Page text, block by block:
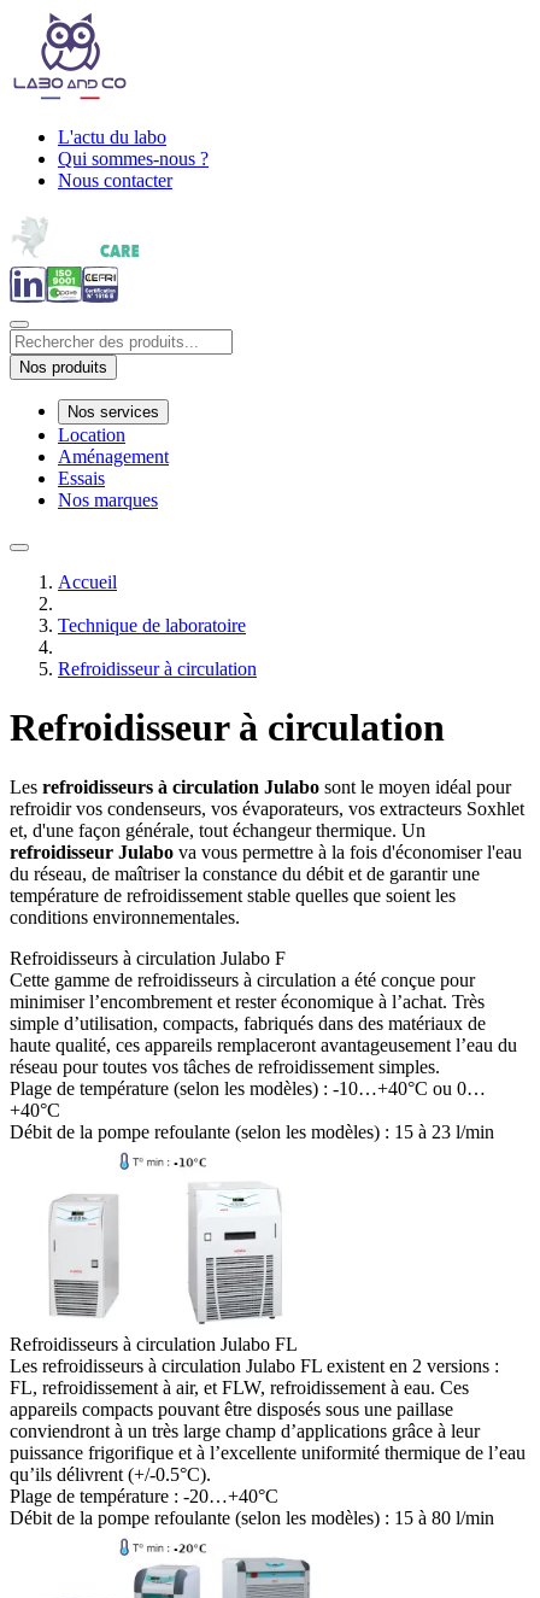
L'actu du labo
Qui sommes-nous ?
Nous contacter
Nos produits
Nos services
Location
Aménagement
Essais
Nos marques
Accueil
Technique de laboratoire
Refroidisseur à circulation
Refroidisseur à circulation
Les refroidisseurs à circulation Julabo sont le moyen idéal pour
refroidir vos condenseurs, vos évaporateurs, vos extracteurs Soxhlet
et, d'une façon générale, tout échangeur thermique. Un
refroidisseur Julabo va vous permettre à la fois d'économiser l'eau
du réseau, de maîtriser la constance du débit et de garantir une
température de refroidissement stable quelles que soient les
conditions environnementales.
Refroidisseurs à circulation Julabo F
Cette gamme de refroidisseurs à circulation a été conçue pour
minimiser l’encombrement et rester économique à l’achat. Très
simple d’utilisation, compacts, fabriqués dans des matériaux de
haute qualité, ces appareils remplaceront avantageusement l’eau du
réseau pour toutes vos tâches de refroidissement simples.
Plage de température (selon les modèles) : -10…+40°C ou 0…
+40°C
Débit de la pompe refoulante (selon les modèles) : 15 à 23 l/min
Refroidisseurs à circulation Julabo FL
Les refroidisseurs à circulation Julabo FL existent en 2 versions :
FL, refroidissement à air, et FLW, refroidissement à eau. Ces
appareils compacts pouvant être disposés sous une paillase
conviendront à un très large champ d’applications grâce à leur
puissance frigorifique et à l’excellente uniformité thermique de l’eau
qu’ils délivrent (+/-0.5°C).
Plage de température : -20…+40°C
Débit de la pompe refoulante (selon les modèles) : 15 à 80 l/min